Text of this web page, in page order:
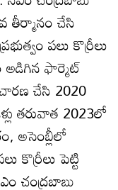
తీర్మానం చేసి
పలు కొర్రీలు
అడిగిన ఫార్మెట్‌
చేసి 2020
తరువాత 2023లో
అసెంబ్లీలో
కొర్రీలు పెట్టి
చంద్రబాబు